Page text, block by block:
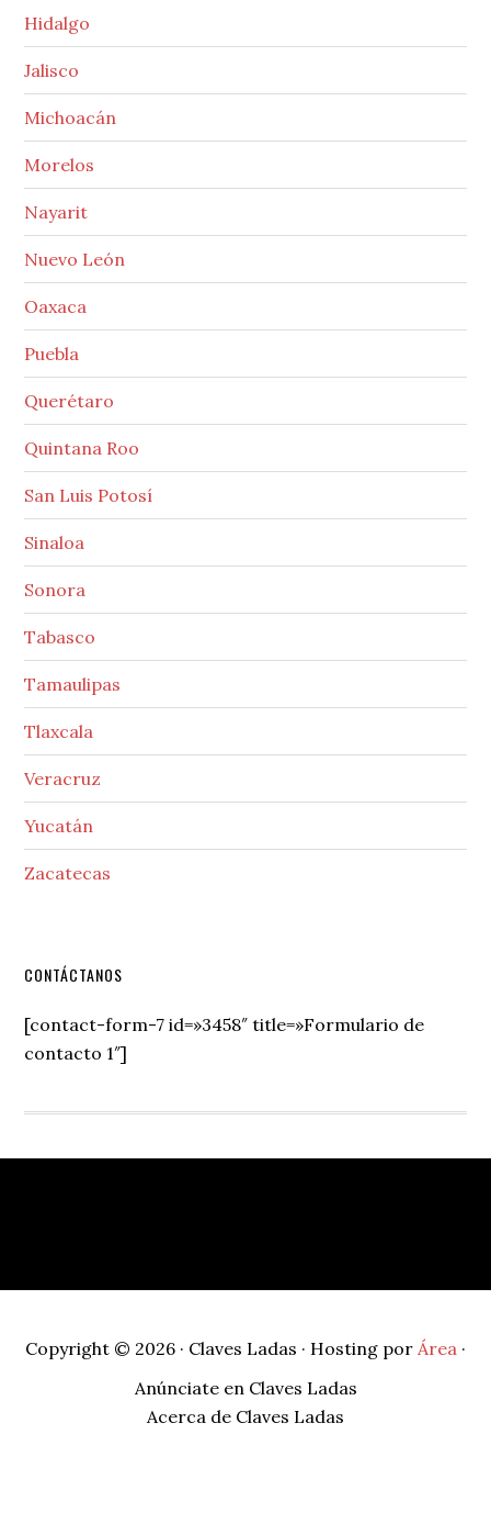
Hidalgo
Jalisco
Michoacán
Morelos
Nayarit
Nuevo León
Oaxaca
Puebla
Querétaro
Quintana Roo
San Luis Potosí
Sinaloa
Sonora
Tabasco
Tamaulipas
Tlaxcala
Veracruz
Yucatán
Zacatecas
Secondary
Sidebar
CONTÁCTANOS
[contact-form-7 id=»3458″ title=»Formulario de
contacto 1″]
Copyright © 2026 · Claves Ladas · Hosting por Área ·
Anúnciate en Claves Ladas
Acerca de Claves Ladas